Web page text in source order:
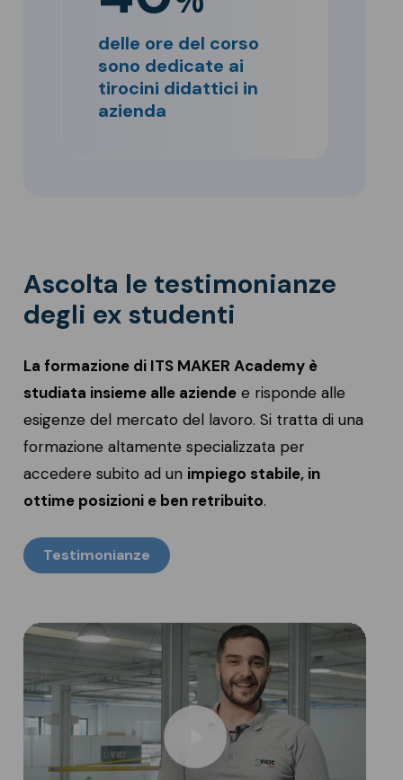
delle ore del corso
sono dedicate ai
tirocini didattici in
azienda
Play Video
Ascolta le testimonianze
degli ex studenti
La formazione di ITS MAKER Academy è
studiata insieme alle aziende e risponde alle
esigenze del mercato del lavoro. Si tratta di una
formazione altamente specializzata per
accedere subito ad un impiego stabile, in
ottime posizioni e ben retribuito.
Testimonianze